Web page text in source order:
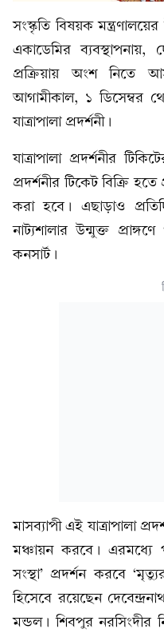
সংস্কৃতি বিষয়ক
একাডেমির ব্যবস্থাপনায়,
প্রক্রিয়ায় অংশ নিতে
আগামীকাল, ১ ডিসেম্বর
যাত্রাপালা প্রদর্শনী।
যাত্রাপালা প্রদর্শনীর
প্রদর্শনীর টিকেট বিক্রি হতে
করা হবে। এছাড়াও
নাট্যশালার উন্মুক্ত
কনসার্ট।
মাসব্যাপী এই যাত্রাপালা
মঞ্চায়ন করবে। এরমধ্যে
সংস্থা’ প্রদর্শন করবে
হিসেবে রয়েছেন
মন্ডল। শিবপুর নরসিংদীর